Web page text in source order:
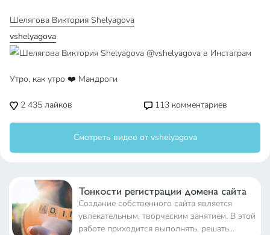
Шелягова Виктория Shelyagova
vshelyagova
Утро, как утро ❤️ Мандроги
2 435 лайков 113 комментариев
Смотреть видео от vshelyagova
Тонкости регистрации домена сайта
Создание собственного сайта является
увлекательным, творческим занятием. В этой
работе приходится выполнять, решать